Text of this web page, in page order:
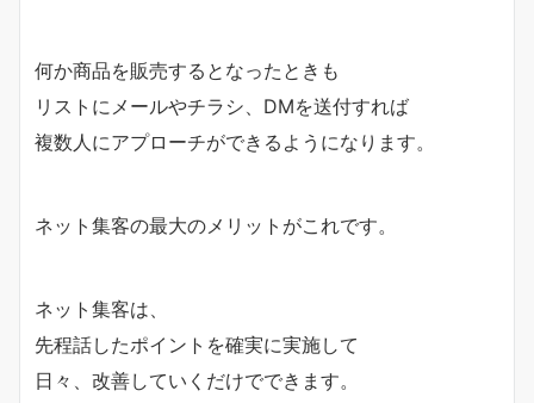
何か商品を販売するとなったときも
リストにメールやチラシ、DMを送付すれば
複数人にアプローチができるようになります。
ネット集客の最大のメリットがこれです。
ネット集客は、
先程話したポイントを確実に実施して
日々、改善していくだけでできます。